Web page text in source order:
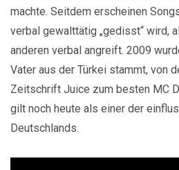
machte. Seitdem erscheinen
verbal gewalttätig „gedisst“ wird,
anderen verbal angreift. 2009
Vater aus der Türkei stammt, von
Zeitschrift Juice zum besten MC
gilt noch heute als einer der
Deutschlands.